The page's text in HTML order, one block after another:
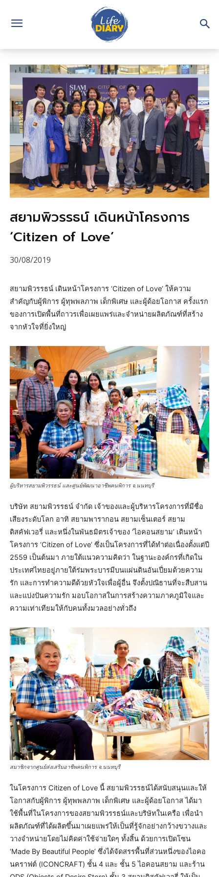
สยามพิวรรธน์ เดินหน้าโครงการ
‘Citizen of Love’
30/08/2019
สยามพิวรรธน์ เดินหน้าโครงการ ‘Citizen of Love’ ให้ความ
สำคัญกับผู้พิการ ผู้ทุพพลภาพ เด็กพิเศษ และผู้ด้อยโอกาส ครั้งแรก
ของการเปิดพื้นที่ถาวรเพื่อเผยแพร่และจำหน่ายผลิตภัณฑ์ที่สร้าง
จากหัวใจที่ยิ่งใหญ่
ผู้บริหารสยามพิวรรธน์ และศูนย์พัฒนาอาชีพคนพิการ จ.นนทบุรี
บริษัท สยามพิวรรธน์ จำกัด เจ้าของและผู้บริหารโครงการที่มีชื่อ
เสียงระดับโลก อาทิ สยามพารากอน สยามเซ็นเตอร์ สยาม
ดิสคัฟเวอรี่ และหนึ่งในพันธมิตรเจ้าของ ‘ไอคอนสยาม’ เดินหน้า
โครงการ ‘Citizen of Love’ ซึ่งเป็นโครงการที่ได้ทำต่อเนื่องตั้งแต่ปี
2559 เป็นต้นมา ภายใต้แนวความคิดว่า ในฐานะองค์กรที่เกิดใน
ประเทศไทยอยู่ภายใต้ร่มพระบารมีบนแผ่นดินอันเปี่ยมด้วยความ
รัก และการทำความดีด้วยหัวใจเพื่อผู้อื่น จึงตั้งปณิธานที่จะสืบสาน
และแบ่งปันความรัก มอบโอกาสในการสร้างความภาคภูมิใจและ
ความเท่าเทียมให้กับคนทั้งมวลอย่างทั่วถึง
สมาชิกจากศูนย์ส่งเสริมอาชีพคนพิการ จ.นนทบุรี
ในโครงการ Citizen of Love นี้ สยามพิวรรธน์ได้สนับสนุนและให้
โอกาสกับผู้พิการ ผู้ทุพพลภาพ เด็กพิเศษ และผู้ด้อยโอกาส ได้มา
ใช้พื้นที่ในโครงการของสยามพิวรรธน์และบริษัทในเครือ เพื่อนำ
ผลิตภัณฑ์ที่ได้ผลิตขึ้นมาเผยแพร่ให้เป็นที่รู้จักอย่างกว้างขวางและ
วางจำหน่ายโดยไม่คิดค่าใช้จ่ายใดๆ ทั้งสิ้น ด้วยการเปิดโซน
‘Made By Beautiful People’ ซึ่งได้จัดสรรพื้นที่ส่วนหนึ่งของไอคอ
นคราฟต์ (ICONCRAFT) ชั้น 4 และ ชั้น 5 ไอคอนสยาม และร้าน